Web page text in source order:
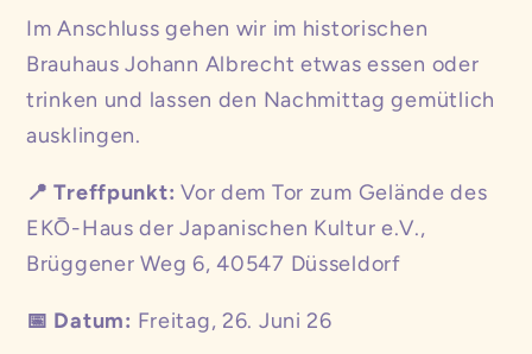
Im Anschluss gehen wir im historischen
Brauhaus Johann Albrecht etwas essen oder
trinken und lassen den Nachmittag gemütlich
ausklingen.
📍 Treffpunkt:Vor dem Tor zum Gelände des
EKŌ-Haus der Japanischen Kultur e.V.,
Brüggener Weg 6, 40547 Düsseldorf
📅 Datum: Freitag, 26. Juni 26